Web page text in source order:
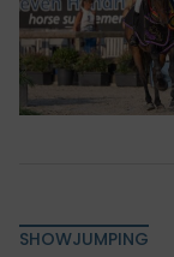
SHOWJUMPING